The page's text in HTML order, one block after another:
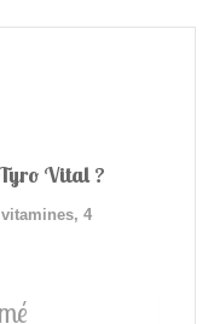
Vital ?
4